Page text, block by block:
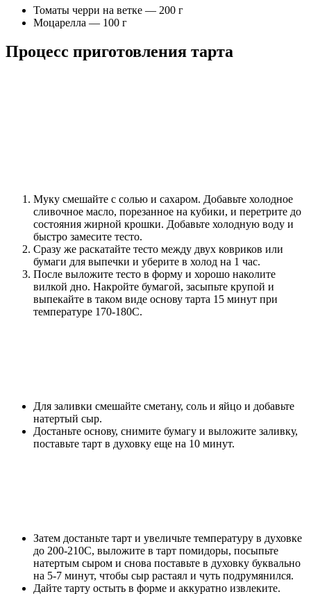
Томаты черри на ветке — 200 г
Моцарелла — 100 г
Процесс приготовления тарта
Муку смешайте с солью и сахаром. Добавьте холодное
сливочное масло, порезанное на кубики, и перетрите до
состояния жирной крошки. Добавьте холодную воду и
быстро замесите тесто.
Сразу же раскатайте тесто между двух ковриков или
бумаги для выпечки и уберите в холод на 1 час.
После выложите тесто в форму и хорошо наколите
вилкой дно. Накройте бумагой, засыпьте крупой и
выпекайте в таком виде основу тарта 15 минут при
температуре 170-180С.
Для заливки смешайте сметану, соль и яйцо и добавьте
натертый сыр.
Достаньте основу, снимите бумагу и выложите заливку,
поставьте тарт в духовку еще на 10 минут.
Затем достаньте тарт и увеличьте температуру в духовке
до 200-210С, выложите в тарт помидоры, посыпьте
натертым сыром и снова поставьте в духовку буквально
на 5-7 минут, чтобы сыр растаял и чуть подрумянился.
Дайте тарту остыть в форме и аккуратно извлеките.